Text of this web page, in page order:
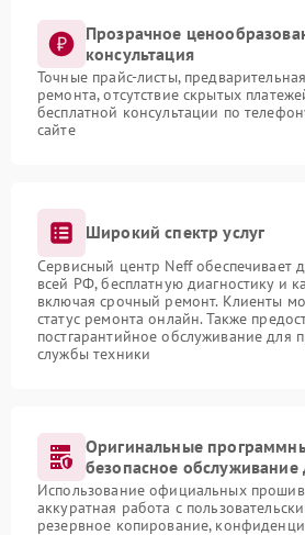
Прозрачное
консультация
Точные прайс-листы,
ремонта, отсутствие скрытых
бесплатной консультации по
сайте
Широкий спектр услуг
Сервисный центр Neff обеспечивает
всей РФ, бесплатную диагностику и
включая срочный ремонт. Клиенты
статус ремонта онлайн. Также
постгарантийное обслуживание для
службы техники
Оригинальные
безопасное
Использование официальных
аккуратная работа с
резервное копирование,